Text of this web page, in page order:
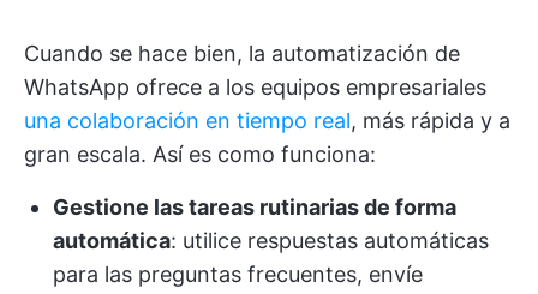
Cuando se hace bien, la automatización de
WhatsApp ofrece a los equipos empresariales
una colaboración en tiempo real, más rápida y a
gran escala. Así es como funciona:
Gestione las tareas rutinarias de forma
automática: utilice respuestas automáticas
para las preguntas frecuentes, envíe